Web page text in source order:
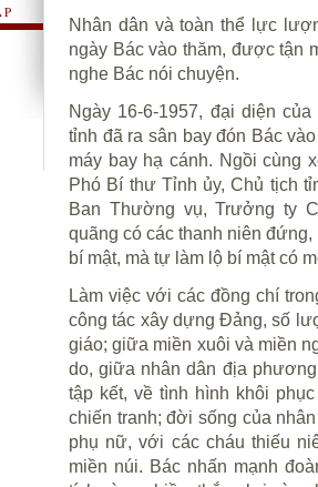
Nhân dân và toàn thể lực
ngày Bác vào thăm, được tận
nghe Bác nói chuyện.
Ngày 16-6-1957, đại diện
tỉnh đã ra sân bay đón Bác
máy bay hạ cánh. Ngồi cùng
Phó Bí thư Tỉnh ủy, Chủ tịch
Ban Thường vụ, Trưởng ty
quãng có các thanh niên
bí mật, mà tự làm lộ bí mật có
Làm việc với các đồng chí
công tác xây dựng Đảng, số
giáo; giữa miền xuôi và miền
do, giữa nhân dân địa
tập kết, về tình hình khôi
chiến tranh; đời sống của
phụ nữ, với các cháu thiếu
miền núi. Bác nhấn mạnh